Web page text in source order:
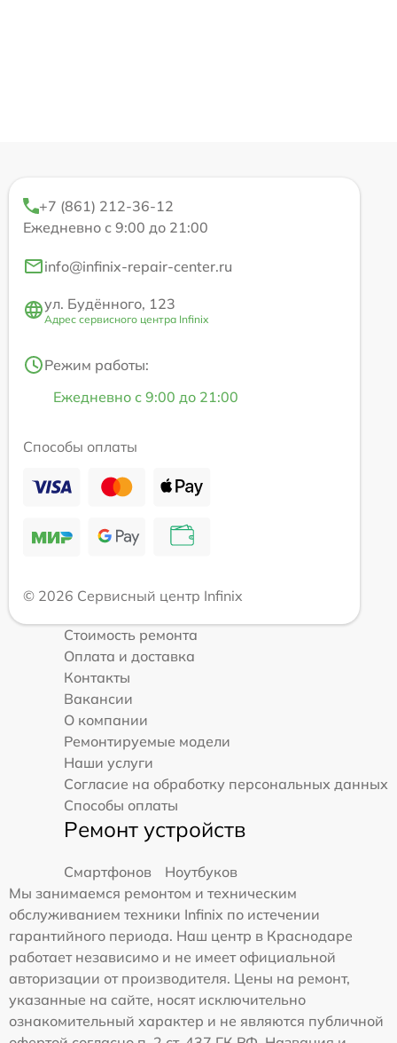
+7 (861) 212-36-12
Ежедневно с 9:00 до 21:00
info@infinix-repair-center.ru
ул. Будённого, 123
Адрес сервисного центра Infinix
Режим работы:
Ежедневно с 9:00 до 21:00
Способы оплаты
© 2026 Сервисный центр Infinix
Стоимость ремонта
Оплата и доставка
Контакты
Вакансии
О компании
Ремонтируемые модели
Наши услуги
Согласие на обработку персональных данных
Способы оплаты
Ремонт устройств
Смартфонов
Ноутбуков
Мы занимаемся ремонтом и техническим
обслуживанием техники Infinix по истечении
гарантийного периода. Наш центр в Краснодаре
работает независимо и не имеет официальной
авторизации от производителя. Цены на ремонт,
указанные на сайте, носят исключительно
ознакомительный характер и не являются публичной